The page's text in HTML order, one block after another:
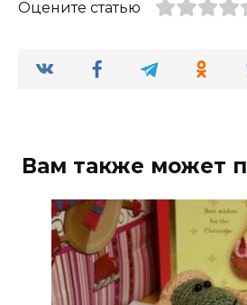
Оцените статью
Вам также может